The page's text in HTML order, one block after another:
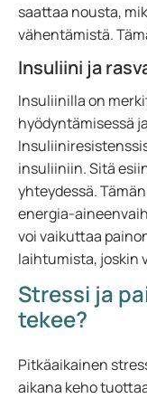
saattaa nousta,
vähentämistä.
Insuliini ja
Insuliinilla on
hyödyntämisessä
insuliiniin. Sitä
yhteydessä.
energia-
voi vaikuttaa
laihtumista, joskin
Stressi ja
tekee?
Pitkäaikainen
aikana keho